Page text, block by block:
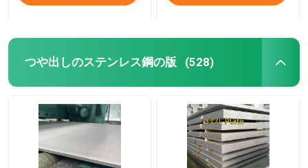
チタン合金
銅素材
つや出しのステンレス鋼の版 (528)